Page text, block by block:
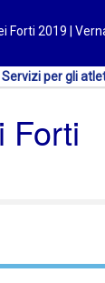
Forti 2019 |
Servizi per gli
Forti